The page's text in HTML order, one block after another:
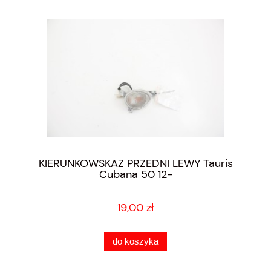
KIERUNKOWSKAZ PRZEDNI LEWY Tauris
Cubana 50 12-
19,00 zł
do koszyka